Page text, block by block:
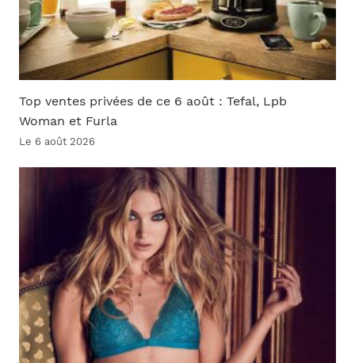
Top ventes privées de ce 6 août : Tefal, Lpb
Woman et Furla
Le 6 août 2026